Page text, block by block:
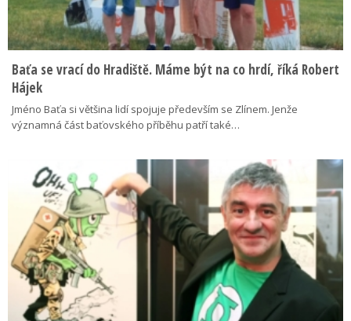
Baťa se vrací do Hradiště. Máme být na co hrdí, říká Robert
Hájek
Jméno Baťa si většina lidí spojuje především se Zlínem. Jenže
významná část baťovského příběhu patří také…